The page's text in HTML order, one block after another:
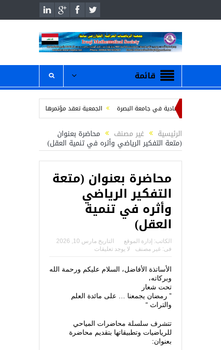
قائمة
الاقتصادية في جامعة البصرة
الجمعية تعقد مؤتمرها الانتخابي للهيئة
الرئيسية غير مصنف محاضرة بعنوان
(متعة التفكير الرياضي وأثره في تنمية العقل)
محاضرة بعنوان (متعة
التفكير الرياضي
وأثره في تنمية
العقل)
الكاتب: إدارة الموقع التاريخ مارس 10, 2026
فى: غير مصنف لا يوجد تعليقات
الأساتذة الأفاضل، السلام عليكم ورحمة الله
وبركاته،
تحت شعار
” رمضان يجمعنا … على مائدة العلم
والتراث “
تتشرف سلسلة محاضرات المياحي
للرياضيات وتطبيقاتها بتقديم محاضرة
بعنوان: